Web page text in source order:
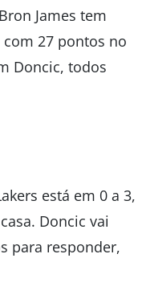
James tem
27 pontos no
Doncic, todos
está em 0 a 3,
Doncic vai
para responder,